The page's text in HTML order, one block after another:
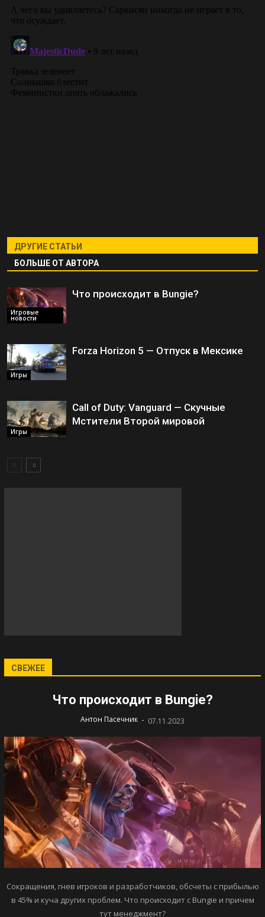
ДРУГИЕ СТАТЬИ
БОЛЬШЕ ОТ АВТОРА
Игровые
новости
Что происходит в Bungie?
Игры
Forza Horizon 5 — Отпуск в Мексике
Игры
Call of Duty: Vanguard — Скучные
Мстители Второй мировой
СВЕЖЕЕ
Что происходит в Bungie?
Антон Пасечник - 07.11.2023
Сокращения, гнев игроков и разработчиков, обсчеты с прибылью
в 45% и куча других проблем. Что происходит с Bungie и причем
тут менеджмент?